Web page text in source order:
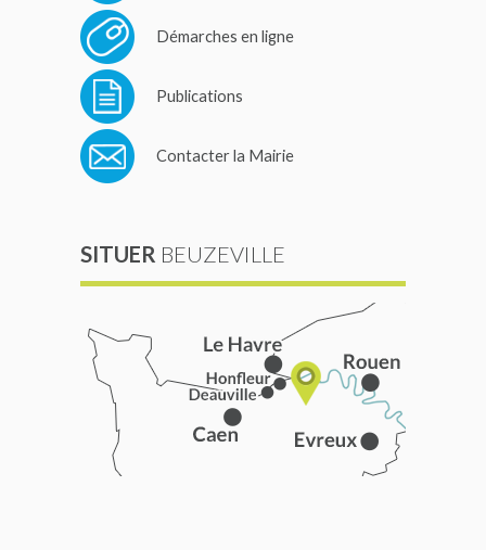
Démarches en ligne
Publications
Contacter la Mairie
SITUER BEUZEVILLE